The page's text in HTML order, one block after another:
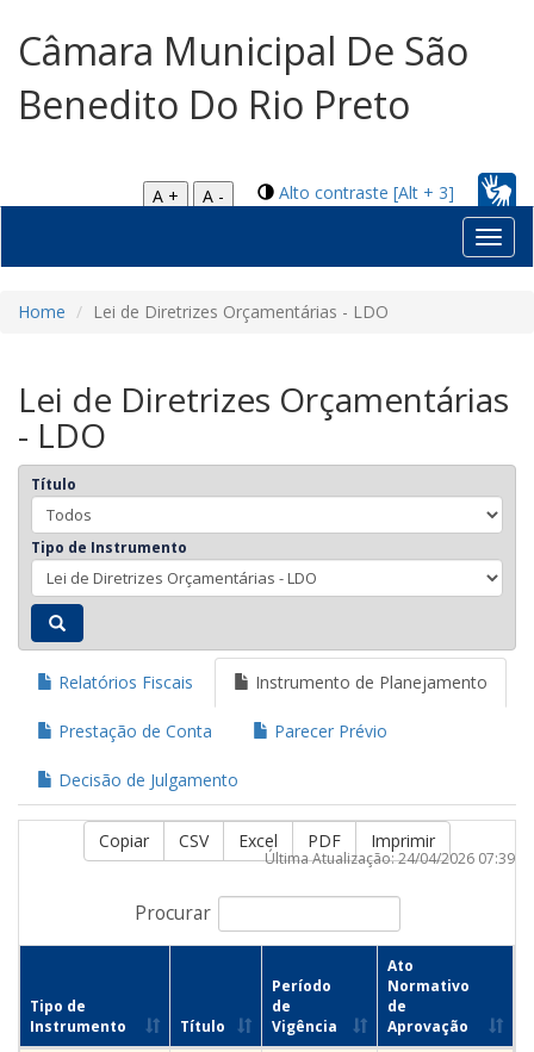
Câmara Municipal De São
Benedito Do Rio Preto
Alto contraste [Alt + 3]
A +
A -
Home Lei de Diretrizes Orçamentárias - LDO
Lei de Diretrizes Orçamentárias
- LDO
Título
Tipo de Instrumento
Relatórios Fiscais Instrumento de Planejamento
Prestação de Conta Parecer Prévio
Decisão de Julgamento
Copiar CSV Excel PDF Imprimir
Procurar
Última Atualização: 24/04/2026 07:39
Tipo de
Instrumento
Título
Período
de
Vigência
Ato
Normativo
de
Aprovação